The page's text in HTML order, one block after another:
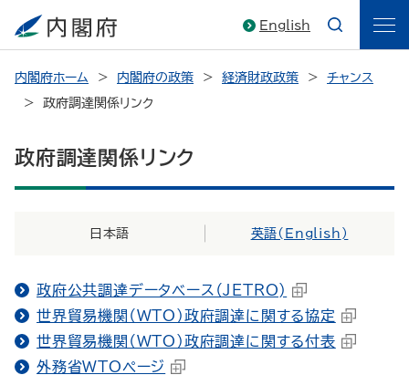
English
内閣府ホーム 内閣府の政策 経済財政政策
チャンス
政府調達関係リンク
政府調達関係リンク
日本語 英語( English )
政府公共調達データベース（JETRO)
世界貿易機関（WTO）政府調達に関する協定
世界貿易機関（WTO）政府調達に関する付表
外務省WTOページ